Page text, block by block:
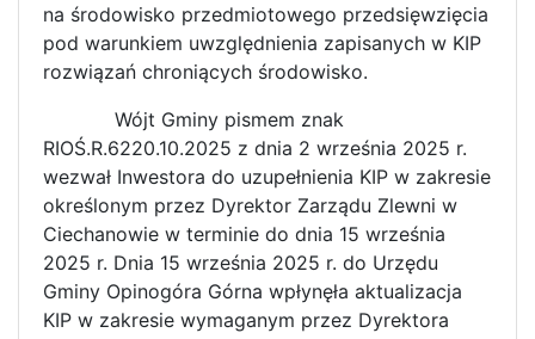
na środowisko przedmiotowego przedsięwzięcia
pod warunkiem uwzględnienia zapisanych w KIP
rozwiązań chroniących środowisko.
Wójt Gminy pismem znak
RIOŚ.R.6220.10.2025 z dnia 2 września 2025 r.
wezwał Inwestora do uzupełnienia KIP w zakresie
określonym przez Dyrektor Zarządu Zlewni w
Ciechanowie w terminie do dnia 15 września
2025 r. Dnia 15 września 2025 r. do Urzędu
Gminy Opinogóra Górna wpłynęła aktualizacja
KIP w zakresie wymaganym przez Dyrektora